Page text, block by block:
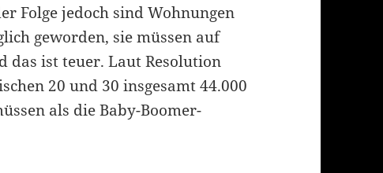
Folge jedoch sind Wohnungen
geworden, sie müssen auf
das ist teuer. Laut Resolution
20 und 30 insgesamt 44.000
als die Baby-Boomer-